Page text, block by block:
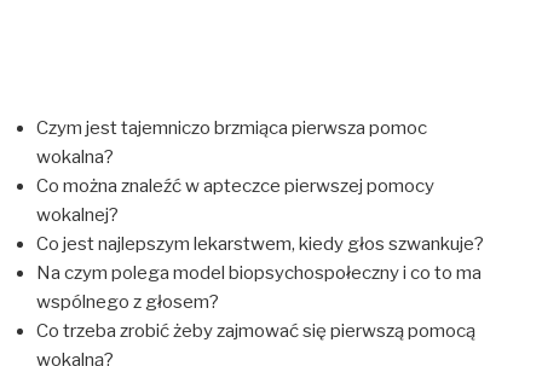
Czym jest tajemniczo brzmiąca pierwsza pomoc
wokalna?
Co można znaleźć w apteczce pierwszej pomocy
wokalnej?
Co jest najlepszym lekarstwem, kiedy głos szwankuje?
Na czym polega model biopsychospołeczny i co to ma
wspólnego z głosem?
Co trzeba zrobić żeby zajmować się pierwszą pomocą
wokalną?